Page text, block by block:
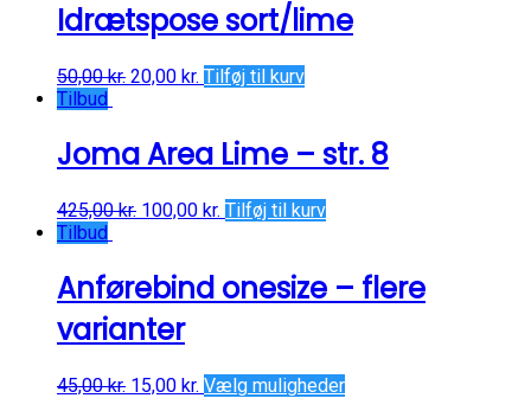
Idrætspose sort/lime
50,00kr. 20,00 kr. Tilføj til kurv
Tilbud
Joma Area Lime – str. 8
425,00kr. 100,00 kr. Tilføj til kurv
Tilbud
Anførebind onesize – flere
varianter
45,00kr. 15,00 kr. Vælg muligheder